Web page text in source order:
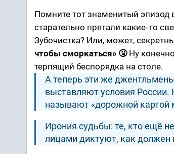
Помните тот знаменитый эпизод
старательно прятали какие‑то
Зубочистка? Или, может,
чтобы сморкаться» 🤧 Ну
терпящий беспорядка на столе.
А теперь эти же
выставляют условия России.
называют «дорожной
Ирония судьбы: те, кто ещё
лицами диктуют, как должен